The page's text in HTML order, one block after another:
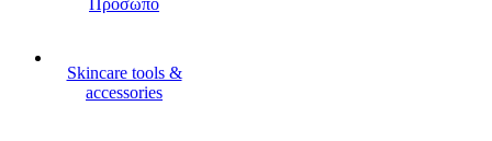
Πρόσωπο
Skincare tools &
accessories